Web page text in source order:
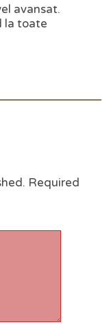
avansat.
la toate
Required